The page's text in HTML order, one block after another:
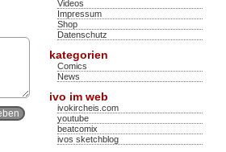
Videos
Impressum
Shop
Datenschutz
kategorien
Comics
News
ivo im web
ivokircheis.com
youtube
beatcomix
ivos sketchblog